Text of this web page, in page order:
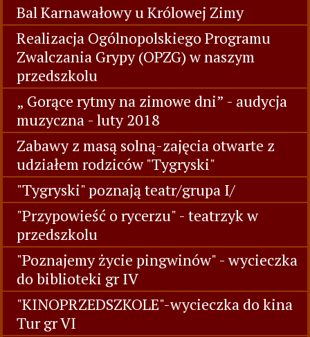
Bal Karnawałowy u Królowej Zimy
Realizacja Ogólnopolskiego Programu
Zwalczania Grypy (OPZG) w naszym
przedszkolu
„ Gorące rytmy na zimowe dni” - audycja
muzyczna - luty 2018
Zabawy z masą solną-zajęcia otwarte z
udziałem rodziców "Tygryski"
"Tygryski" poznają teatr/grupa I/
"Przypowieść o rycerzu" - teatrzyk w
przedszkolu
"Poznajemy życie pingwinów" - wycieczka
do biblioteki gr IV
"KINOPRZEDSZKOLE"-wycieczka do kina
Tur gr VI